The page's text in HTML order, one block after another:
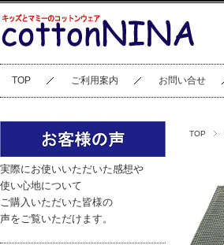
TOP ご利用案内 お問い合せ
TOP
実際にお使いいただいた感想や
使い心地について
ご購入いただいた皆様の
声をご覧いただけます。